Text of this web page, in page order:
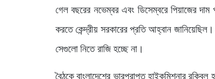
গেল বছরের নভেম্বর এবং ডিসেম্বরে পিয়াজের
করতে কেন্দ্রীয় সরকারের প্রতি আহ্বান
সেগুলো নিতে রাজি হচ্ছে না।
বৈঠকে বাংলাদেশের ভারপ্রাপ্ত হাইকমিশনার